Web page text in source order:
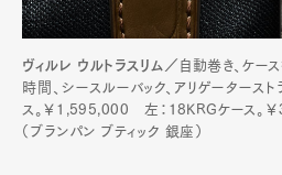
Pen Membership
Official Columnist
Contact
ヴィルレ ウルトラスリム／ 自動巻き、ケー
時間、シースルーバック、アリゲータース
ス。￥1,595,000 左：18KRGケース。
（ブランパン ブティック 銀座）